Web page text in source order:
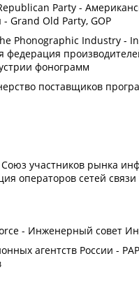
Party -
Grand Old Party, GOP
Phonographic Industry -
федерация
фонограмм
поставщиков
участников рынка
операторов сетей
- Инженерный совет
агентств России -